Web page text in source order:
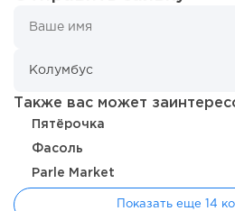
Отзыв SSL-сертификатов у
российский...
Также вас может
Пятёрочка
Фасоль
Parle Market
Показать еще 14